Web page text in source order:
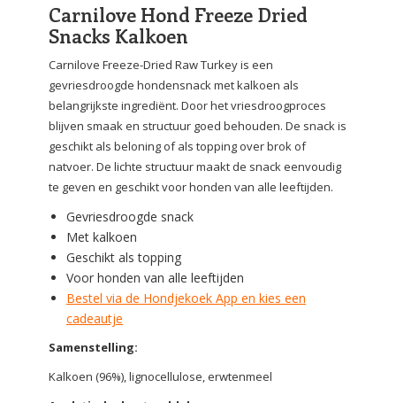
Carnilove Hond Freeze Dried
Snacks Kalkoen
Carnilove Freeze-Dried Raw Turkey is een
gevriesdroogde hondensnack met kalkoen als
belangrijkste ingrediënt. Door het vriesdroogproces
blijven smaak en structuur goed behouden. De snack is
geschikt als beloning of als topping over brok of
natvoer. De lichte structuur maakt de snack eenvoudig
te geven en geschikt voor honden van alle leeftijden.
Gevriesdroogde snack
Met kalkoen
Geschikt als topping
Voor honden van alle leeftijden
Bestel via de Hondjekoek App en kies een
cadeautje
Samenstelling:
Kalkoen (96%), lignocellulose, erwtenmeel